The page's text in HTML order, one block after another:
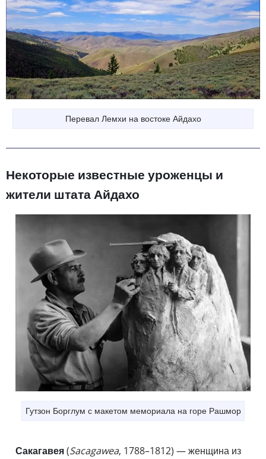
Перевал Лемхи на востоке Айдахо
Некоторые известные уроженцы и
жители штата Айдахо
Гутзон Борглум с макетом мемориала на горе Рашмор
Сакагавея(Sacagawea, 1788–1812) — женщина из